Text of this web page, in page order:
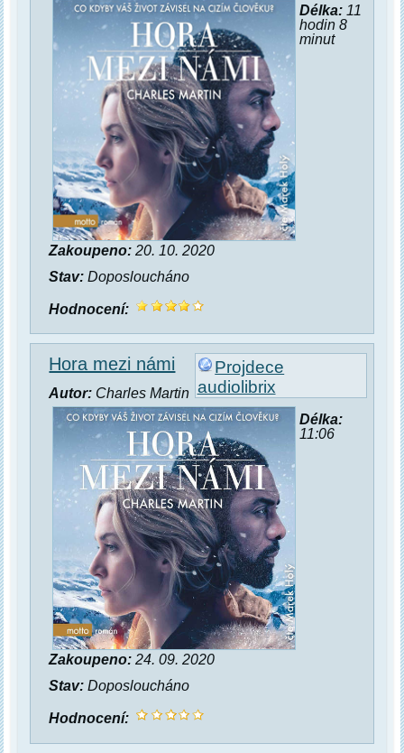
Délka:11
hodin 8
minut
Zakoupeno: 20. 10. 2020
Stav: Doposloucháno
Hodnocení:
Projdece
audiolibrix
Hora mezi námi
Autor: Charles Martin
Délka:
11:06
Zakoupeno: 24. 09. 2020
Stav: Doposloucháno
Hodnocení: